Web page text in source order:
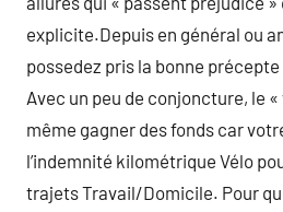
explicite.Depuis en général ou
possedez pris la bonne précepte
Avec un peu de conjoncture, le
même gagner des fonds car
l’indemnité kilométrique Vélo
trajets Travail/Domicile. Pour